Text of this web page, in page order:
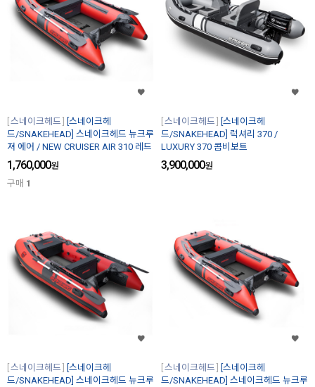
스네이크헤드
[스네이크헤
드/SNAKEHEAD] 스네이크헤드 뉴크루
져 에어 / NEW CRUISER AIR 310 레드
1,760,000원
구매 1
스네이크헤드
[스네이크헤
드/SNAKEHEAD] 럭셔리 370 /
LUXURY 370 콤비보트
3,900,000원
스네이크헤드
[스네이크헤
드/SNAKEHEAD] 스네이크헤드 뉴크루
스네이크헤드
[스네이크헤
드/SNAKEHEAD] 스네이크헤드 뉴크루